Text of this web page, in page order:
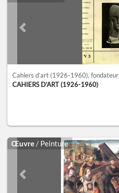
Previous slide
Cahiers d’art (1926-1960), fondateur
CAHIERS D’ART (1926-1960)
Œuvre / Peinture
Previous slide